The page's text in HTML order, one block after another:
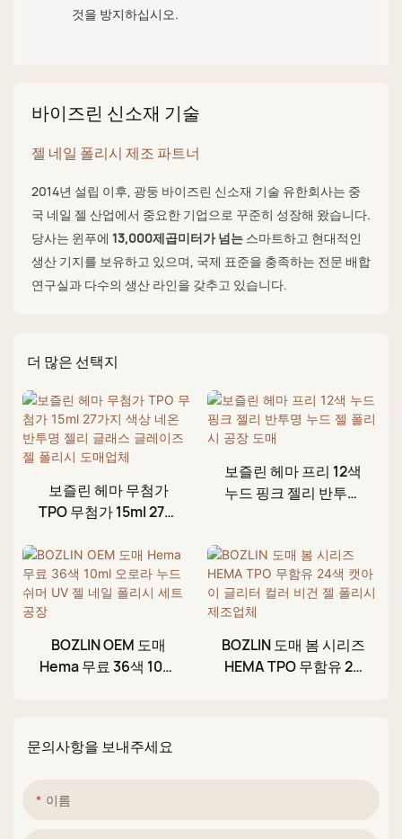
것을 방지하십시오.
바이즈린 신소재 기술
젤 네일 폴리시 제조 파트너
2014년 설립 이후, 광둥 바이즈린 신소재 기술 유한회사는 중
국 네일 젤 산업에서 중요한 기업으로 꾸준히 성장해 왔습니다.
당사는 윈푸에 13,000제곱미터가 넘는 스마트하고 현대적인
생산 기지를 보유하고 있으며, 국제 표준을 충족하는 전문 배합
연구실과 다수의 생산 라인을 갖추고 있습니다.
더 많은 선택지
보즐린 헤마 무첨가
TPO 무첨가 15ml 27가
리 글래스 글레이즈 젤
폴리시 도매업체
보즐린 헤마 프리 12색
누드 핑크 젤리 반투명
BOZLIN OEM 도매
Hema 무료 36색 10ml
BOZLIN 도매 봄 시리즈
HEMA TPO 무함유 24
문의사항을 보내주세요
이름